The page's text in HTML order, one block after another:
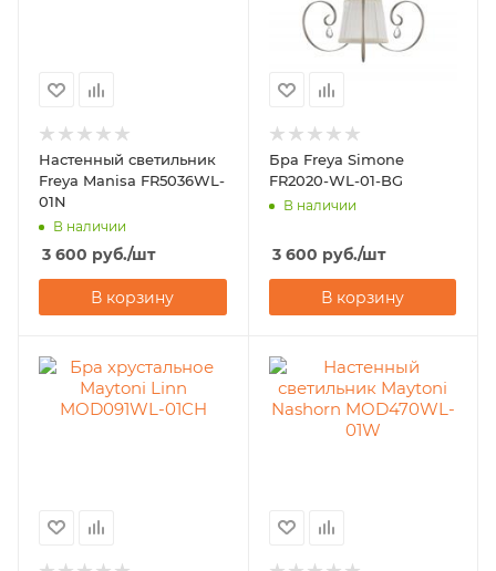
Настенный светильник
Freya Manisa FR5036WL-
01N
В наличии
3 600 руб./шт
В корзину
Бра Freya Simone
FR2020-WL-01-BG
В наличии
3 600 руб./шт
В корзину